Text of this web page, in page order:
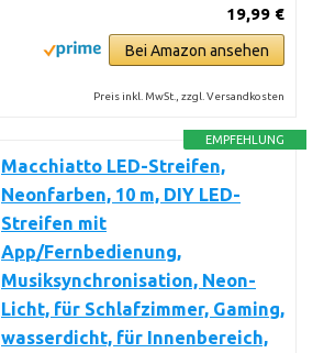
19,99 €
Bei Amazon ansehen
Preis inkl. MwSt., zzgl. Versandkosten
EMPFEHLUNG
Macchiatto LED-Streifen,
Neonfarben, 10 m, DIY LED-
Streifen mit
App/Fernbedienung,
Musiksynchronisation, Neon-
Licht, für Schlafzimmer, Gaming,
wasserdicht, für Innenbereich,